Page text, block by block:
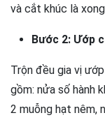
và cắt khúc là
Bước 2: Ướp
Trộn đều gia vị
gồm: nửa số hành
2 muỗng hạt nêm,